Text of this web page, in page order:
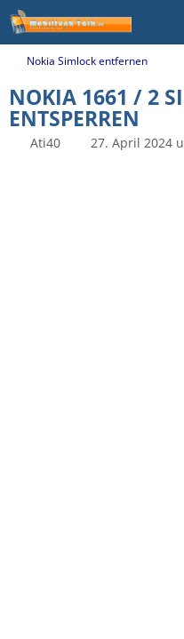
Nokia Simlock entfernen
NOKIA 1661 / 2
ENTSPERREN
Ati40 27. April 2024